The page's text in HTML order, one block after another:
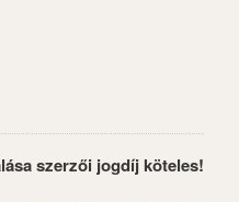
szerzői jogdíj köteles!